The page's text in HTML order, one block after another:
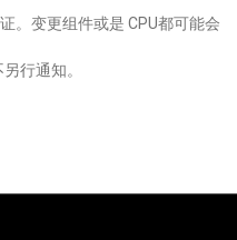
。变更组件或是 CPU都可能会
行通知。